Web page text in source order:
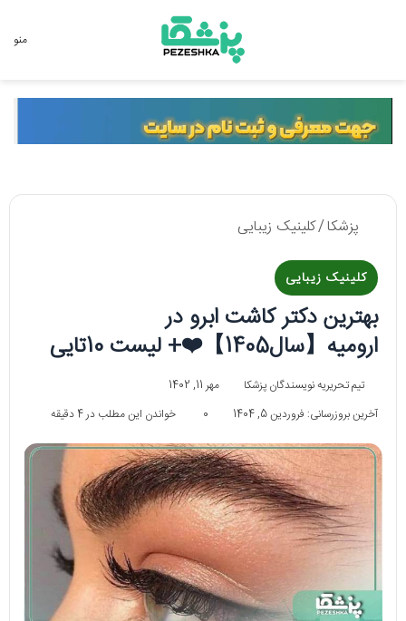
منو
پزشکا/کلینیک زیبایی
کلینیک زیبایی
بهترین دکتر کاشت ابرو در
ارومیه【سال1405】❤️+ لیست 10تایی
تیم تحریریه نویسندگان پزشکا
مهر 11, 1402
آخرین بروزرسانی: فروردین 5, 1404
0 خواندن این مطلب در 4 دقیقه